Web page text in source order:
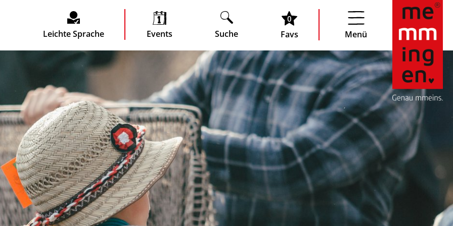
Menü
Leichte Sprache Events Suche
0
Favs